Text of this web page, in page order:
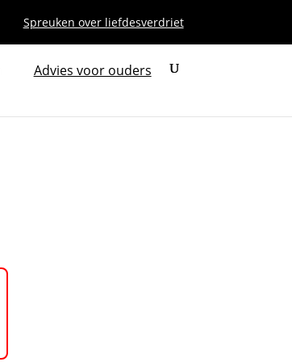
Spreuken over liefdesverdriet
Advies voor ouders